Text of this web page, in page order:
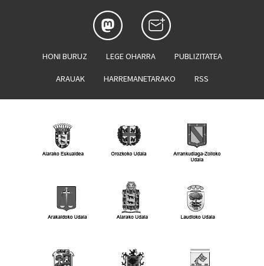
HONI BURUZ LEGE OHARRA PUBLIZITATEA
ARAUAK HARREMANETARAKO RSS